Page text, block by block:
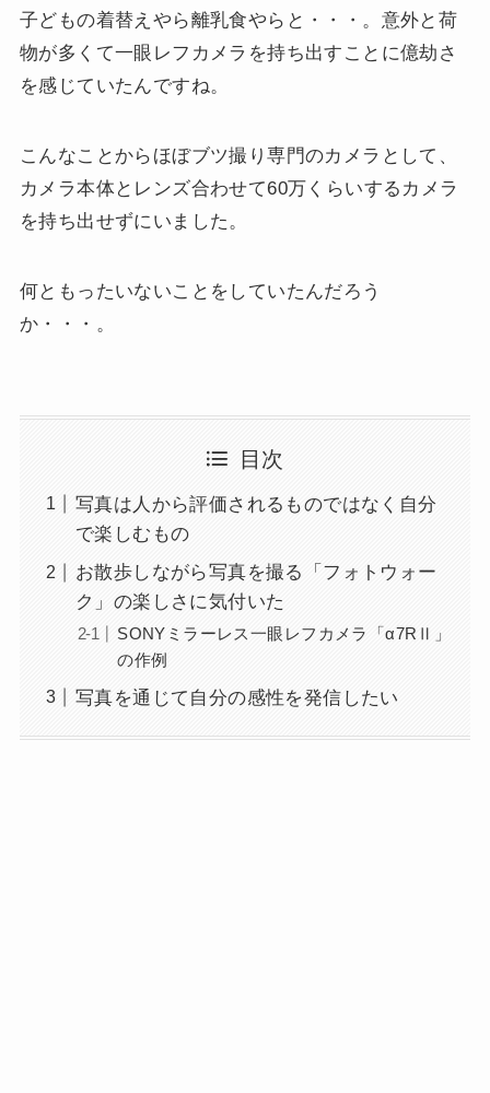
子どもの着替えやら離乳食やらと・・・。意外と荷
物が多くて一眼レフカメラを持ち出すことに億劫さ
を感じていたんですね。
こんなことからほぼブツ撮り専門のカメラとして、
カメラ本体とレンズ合わせて60万くらいするカメラ
を持ち出せずにいました。
何ともったいないことをしていたんだろう
か・・・。
目次
写真は人から評価されるものではなく自分
で楽しむもの
お散歩しながら写真を撮る「フォトウォー
ク」の楽しさに気付いた
SONYミラーレス一眼レフカメラ「α7RⅡ」
の作例
写真を通じて自分の感性を発信したい